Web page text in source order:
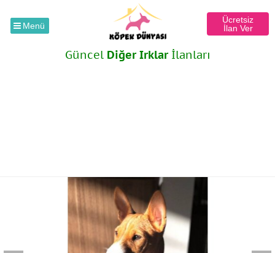
Menü
Ücretsiz
İlan Ver
Güncel Diğer Irklarİlanları